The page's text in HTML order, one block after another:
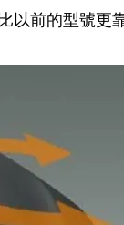
以前的型號更